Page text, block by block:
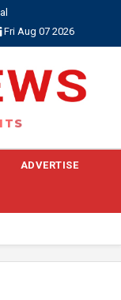
Fri Aug 07 2026
ADVERTISE